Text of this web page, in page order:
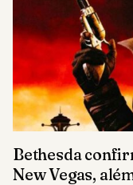
Bethesda
New Vegas,